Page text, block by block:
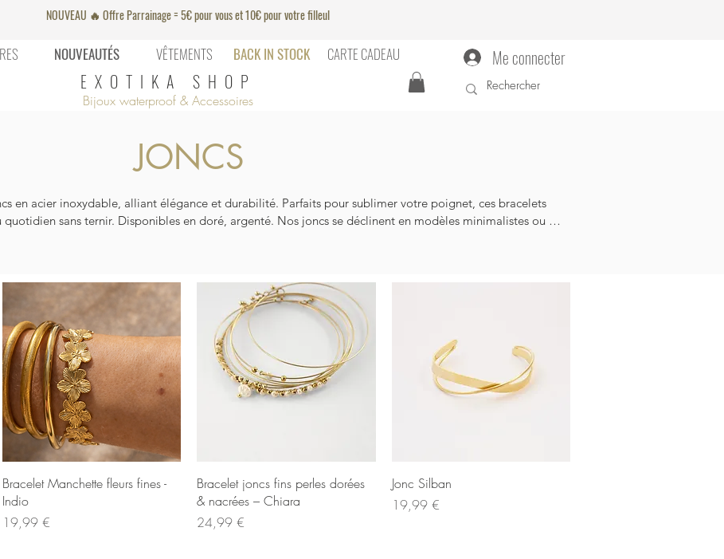
NOUVEAU 🔥 Offre Parrainage = 5€ pour vous et 10€ pour votre filleul
CARTE CADEAU
EXOTIKA SHOP
Bijoux waterproof & Accessoires
NOUVEAUTÉS Me connecter
VÊTEMENTS BACK IN STOCK
JONCS
en acier inoxydable, alliant élégance et durabilité. Parfaits pour sublimer votre poignet, ces bracelets
quotidien sans ternir. Disponibles en doré, argenté. Nos joncs se déclinent en modèles minimalistes ou
Aperçu rapide
Bracelet Manchette fleurs fines -
Indio
Prix
19,99 €
Aperçu rapide
Bracelet joncs fins perles dorées
& nacrées – Chiara
Prix
24,99 €
Aperçu rapide
Jonc Silban
Prix
19,99 €